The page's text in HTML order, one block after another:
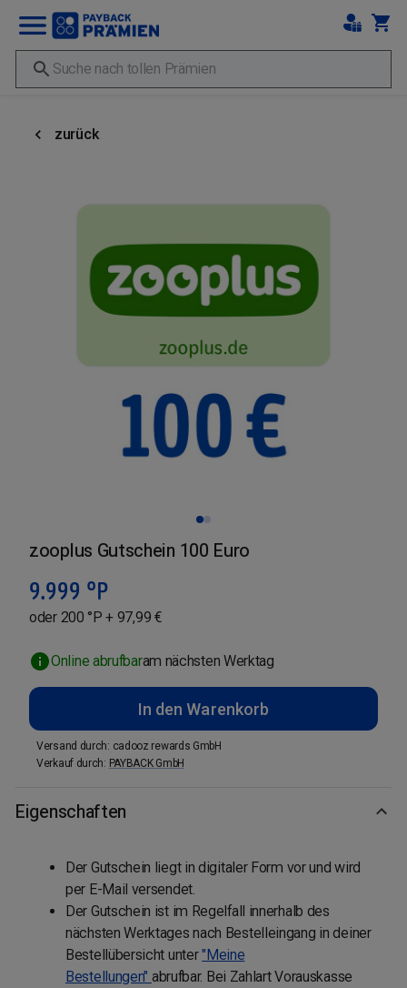
zurück
zooplus Gutschein 100 Euro
9.999 °P
oder 200 °P + 97,99 €
Online abrufbaram nächsten Werktag
In den Warenkorb
Versand durch: cadooz rewards GmbH
Verkauf durch: PAYBACK GmbH
Eigenschaften
Der Gutschein liegt in digitaler Form vor und wird
per E-Mail versendet.
Der Gutschein ist im Regelfall innerhalb des
nächsten Werktages nach Bestelleingang in deiner
Bestellübersicht unter"Meine
Bestellungen" abrufbar. Bei Zahlart Vorauskasse